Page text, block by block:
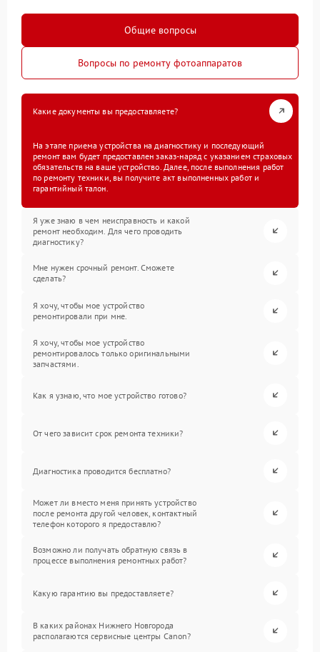
Общие вопросы
Вопросы по ремонту фотоаппаратов
Какие документы вы предоставляете?
На этапе приема устройства на диагностику и последующий
ремонт вам будет предоставлен заказ-наряд с указанием страховых
обязательств на ваше устройство. Далее, после выполнения работ
по ремонту техники, вы получите акт выполненных работ и
гарантийный талон.
Я уже знаю в чем неисправность и какой
ремонт необходим. Для чего проводить
диагностику?
Мне нужен срочный ремонт. Сможете
сделать?
Я хочу, чтобы мое устройство
ремонтировали при мне.
Я хочу, чтобы мое устройство
ремонтировалось только оригинальными
запчастями.
Как я узнаю, что мое устройство готово?
От чего зависит срок ремонта техники?
Диагностика проводится бесплатно?
Может ли вместо меня принять устройство
после ремонта другой человек, контактный
телефон которого я предоставлю?
Возможно ли получать обратную связь в
процессе выполнения ремонтных работ?
Какую гарантию вы предоставляете?
В каких районах Нижнего Новгорода
располагаются сервисные центры Canon?